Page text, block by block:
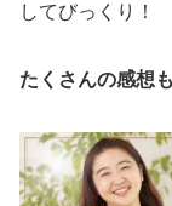
してびっくり！
たくさんの感想